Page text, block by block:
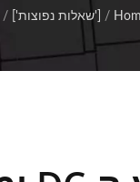
/ ['שאלות נפוצות'] /